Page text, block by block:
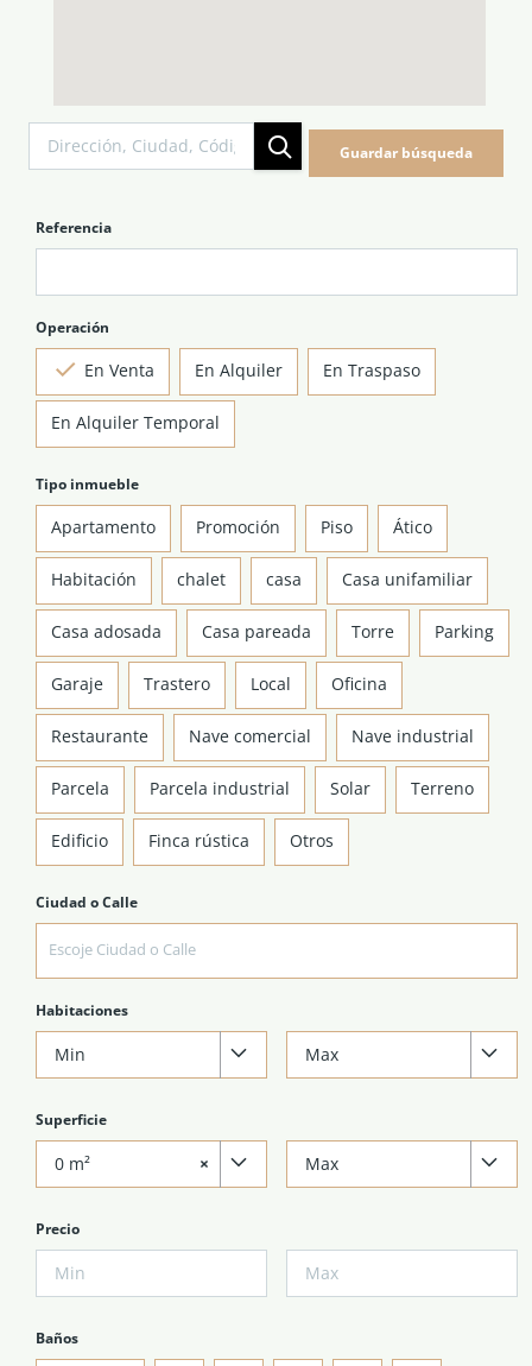
Guardar búsqueda
Referencia
Operación
En Alquiler
En Alquiler Temporal
En Traspaso
En Venta
Tipo inmueble
Apartamento Ático
casa
Casa adosada Casa pareada
Casa unifamiliar
chalet
Edificio Finca rústica
Garaje
Habitación
Local
Nave comercial Nave industrial
Oficina
Otros
Parcela Parcela industrial
Parking
Piso
Promoción
Restaurante
Solar Terreno
Torre
Trastero
Ciudad o Calle
Habitaciones
Min Max
Superficie
×
0 m² Max
Precio
Baños